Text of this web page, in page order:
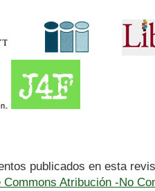
publicados en esta
Atribución -No